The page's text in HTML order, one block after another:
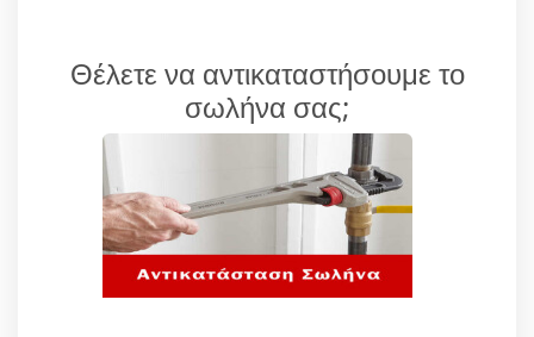
Θέλετε να αντικαταστήσουμε το
σωλήνα σας;